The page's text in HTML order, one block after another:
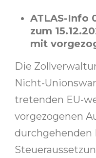
ATLAS-Info
zum
mit
Die
Nicht-
tretenden EU-
vorgezogenen
durchgehenden